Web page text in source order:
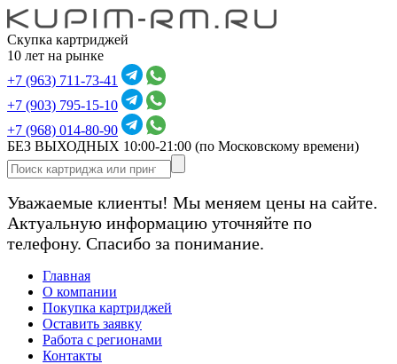
Скупка картриджей
10 лет на рынке
+7 (963) 711-73-41
+7 (903) 795-15-10
+7 (968) 014-80-90
БЕЗ ВЫХОДНЫХ 10:00-21:00 (по Московскому времени)
Уважаемые клиенты! Мы меняем цены на сайте.
Актуальную информацию уточняйте по
телефону. Спасибо за понимание.
Главная
О компании
Покупка картриджей
Оставить заявку
Работа с регионами
Контакты